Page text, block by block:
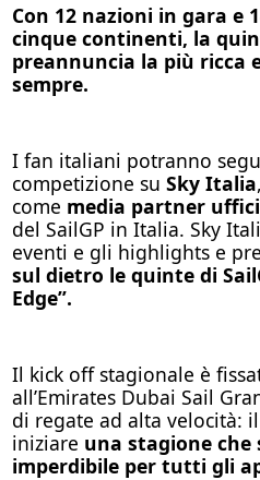
Con 12 nazioni in gara e
cinque continenti, la
preannuncia la più ricca
sempre.
I fan italiani potranno
competizione su Sky Italia
come media partner
del SailGP in Italia. Sky
eventi e gli highlights e
sul dietro le quinte di
Edge”.
Il kick off stagionale è
all’Emirates Dubai Sail
di regate ad alta velocità:
iniziare una stagione che
imperdibile per tutti gli